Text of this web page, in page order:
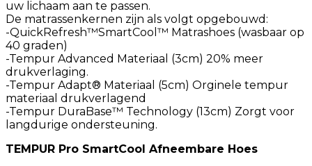
uw lichaam aan te passen.
De matrassenkernen zijn als volgt opgebouwd:
-QuickRefresh™️SmartCool™ Matrashoes (wasbaar op
40 graden)
-Tempur Advanced Materiaal (3cm) 20% meer
drukverlaging.
-Tempur Adapt® Materiaal (5cm) Orginele tempur
materiaal drukverlagend
-Tempur DuraBase™ Technology (13cm) Zorgt voor
langdurige ondersteuning.
TEMPUR Pro SmartCool Afneembare Hoes